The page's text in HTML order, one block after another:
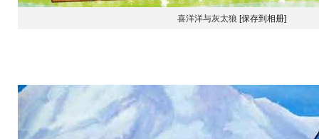
喜洋洋与灰太狼 [保存到相册]